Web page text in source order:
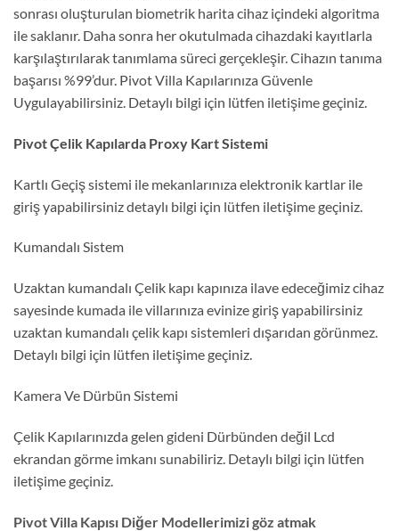
sonrası oluşturulan biometrik harita cihaz içindeki algoritma
ile saklanır. Daha sonra her okutulmada cihazdaki kayıtlarla
karşılaştırılarak tanımlama süreci gerçekleşir. Cihazın tanıma
başarısı %99’dur. Pivot Villa Kapılarınıza Güvenle
Uygulayabilirsiniz. Detaylı bilgi için lütfen iletişime geçiniz.
Pivot Çelik Kapılarda Proxy Kart Sistemi
Kartlı Geçiş sistemi ile mekanlarınıza elektronik kartlar ile
giriş yapabilirsiniz detaylı bilgi için lütfen iletişime geçiniz.
Kumandalı Sistem
Uzaktan kumandalı Çelik kapı kapınıza ilave edeceğimiz cihaz
sayesinde kumada ile villarınıza evinize giriş yapabilirsiniz
uzaktan kumandalı çelik kapı sistemleri dışarıdan görünmez.
Detaylı bilgi için lütfen iletişime geçiniz.
Kamera Ve Dürbün Sistemi
Çelik Kapılarınızda gelen gideni Dürbünden değil Lcd
ekrandan görme imkanı sunabiliriz. Detaylı bilgi için lütfen
iletişime geçiniz.
Pivot Villa Kapısı Diğer Modellerimizi göz atmak